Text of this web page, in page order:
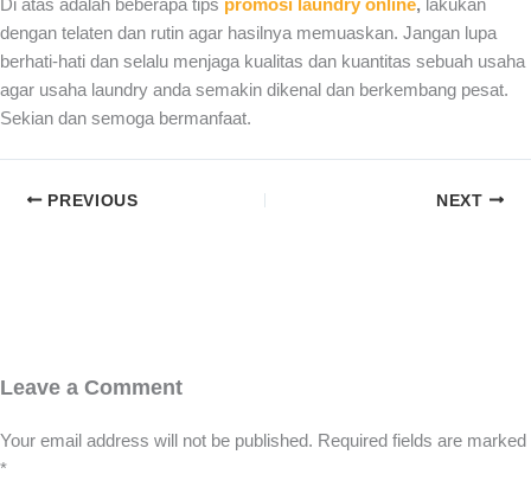
Di atas adalah beberapa tips promosi laundry online, lakukan
dengan telaten dan rutin agar hasilnya memuaskan. Jangan lupa
berhati-hati dan selalu menjaga kualitas dan kuantitas sebuah usaha
agar usaha laundry anda semakin dikenal dan berkembang pesat.
Sekian dan semoga bermanfaat.
PREVIOUS NEXT
Leave a Comment
Your email address will not be published. Required fields are marked
*